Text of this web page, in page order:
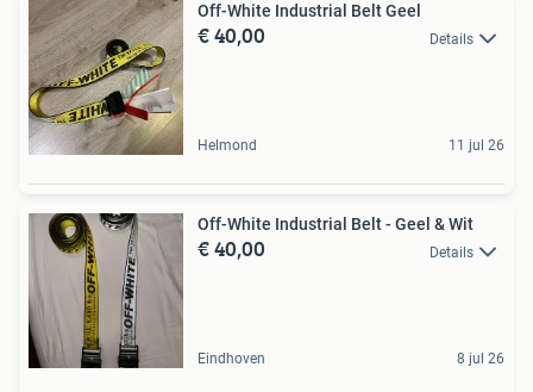
Off-White Industrial Belt Geel
€ 40,00 Details
Helmond 11 jul 26
Off-White Industrial Belt - Geel & Wit
€ 40,00 Details
Eindhoven 8 jul 26